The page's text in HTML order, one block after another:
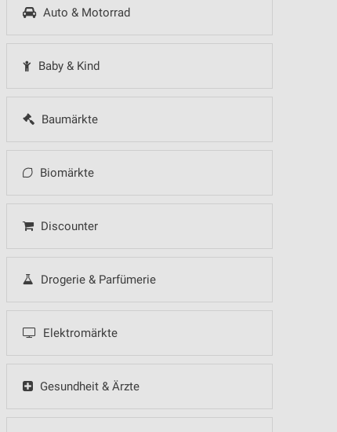
Auto & Motorrad
Baby & Kind
Baumärkte
Biomärkte
Discounter
Drogerie & Parfümerie
Elektromärkte
Gesundheit & Ärzte